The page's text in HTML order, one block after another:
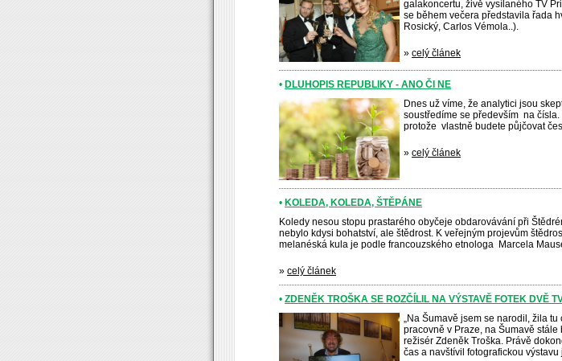
galakoncertu, živě vysílaného TV
se během večera představila řada
Rosický, Carlos Vémola..).
» celý článek
• DLUHOPIS REPUBLIKY - ANO ČI NE
Dnes už víme, že analytici jsou
soustředíme se především na
protože vlastně budete půjčovat
» celý článek
• KOLEDA, KOLEDA, ŠTĚPÁNE
Koledy nesou stopu prastarého obyčeje obdarovávání při
nebylo kdysi bohatství, ale štědrost. K veřejným projevům
melanéská kula je podle francouzského etnologa Marcela
» celý článek
• ZDENĚK TROŠKA SE ROZČÍLIL NA VÝSTAVĚ FOTEK DVĚ
„Na Šumavě jsem se narodil, žila
pracovně v Praze, na Šumavě
režisér Zdeněk Troška. Právě
čas a navštívil fotografickou